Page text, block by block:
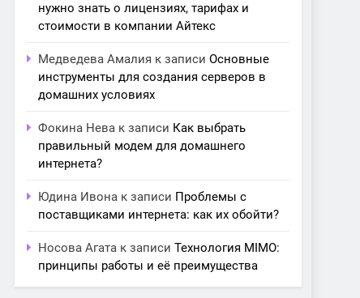
нужно знать о лицензиях, тарифах и
стоимости в компании Айтекс
Медведева Амалия к записи Основные
инструменты для создания серверов в
домашних условиях
Фокина Нева к записи Как выбрать
правильный модем для домашнего
интернета?
Юдина Ивона к записи Проблемы с
поставщиками интернета: как их обойти?
Носова Агата к записи Технология MIMO:
принципы работы и её преимущества